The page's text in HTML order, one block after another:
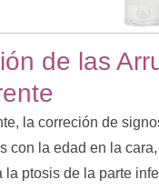
de las
la correción de
con la edad en la
la ptosis de la parte